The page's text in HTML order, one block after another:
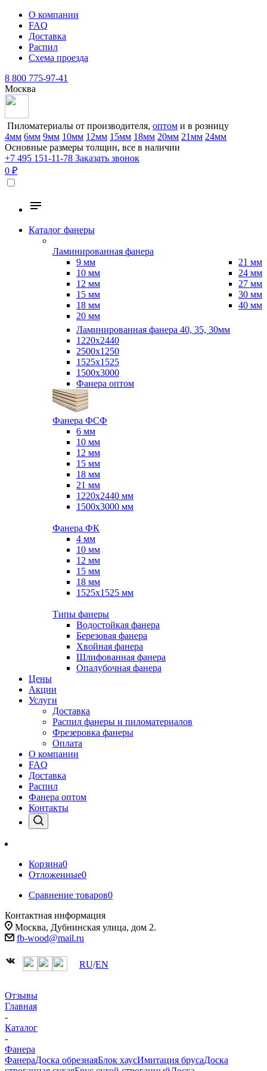
О компании
FAQ
Доставка
Распил
Схема проезда
8 800 775-97-41
Москва
Пиломатериалы от производителя, оптом и в розницу
4мм 6мм 9мм 10мм 12мм 15мм 18мм 20мм 21мм 24мм
Основные размеры толщин, все в наличии
+7 495 151-11-78 Заказать звонок
0 ₽
Каталог фанеры
Ламинированная фанера
9 мм
10 мм
12 мм
15 мм
18 мм
20 мм
21 мм
24 мм
27 мм
30 мм
40 мм
Ламинированная фанера 40, 35, 30мм
1220x2440
2500x1250
1525x1525
1500x3000
Фанера оптом
Фанера ФСФ
6 мм
10 мм
12 мм
15 мм
18 мм
21 мм
1220х2440 мм
1500х3000 мм
Фанера ФК
4 мм
10 мм
12 мм
15 мм
18 мм
1525х1525 мм
Типы фанеры
Водостойкая фанера
Березовая фанера
Хвойная фанера
Шлифованная фанера
Опалубочная фанера
Цены
Акции
Услуги
Доставка
Распил фанеры и пиломатериалов
Фрезеровка фанеры
Оплата
О компании
FAQ
Доставка
Распил
Фанера оптом
Контакты
Корзина0
Отложенные0
Сравнение товаров0
Контактная информация
Москва, Дубнинская улица, дом 2.
fb-wood@mail.ru
RU/EN
Отзывы
Главная
-
Каталог
-
Фанера
ФанераДоска обрезнаяБлок хаусИмитация брусаДоска